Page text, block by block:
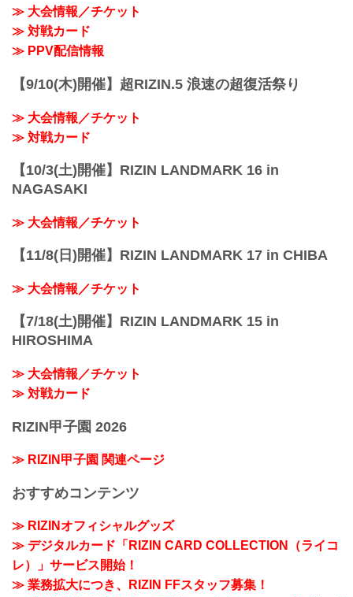
≫ 大会情報／チケット
≫ 対戦カード
≫ PPV配信情報
【9/10(木)開催】超RIZIN.5 浪速の超復活祭り
≫ 大会情報／チケット
≫ 対戦カード
【10/3(土)開催】RIZIN LANDMARK 16 in
NAGASAKI
≫ 大会情報／チケット
【11/8(日)開催】RIZIN LANDMARK 17 in CHIBA
≫ 大会情報／チケット
【7/18(土)開催】RIZIN LANDMARK 15 in
HIROSHIMA
≫ 大会情報／チケット
≫ 対戦カード
RIZIN甲子園 2026
≫ RIZIN甲子園 関連ページ
おすすめコンテンツ
≫ RIZINオフィシャルグッズ
≫ デジタルカード「RIZIN CARD COLLECTION（ライコ
レ）」サービス開始！
≫ 業務拡大につき、RIZIN FFスタッフ募集！